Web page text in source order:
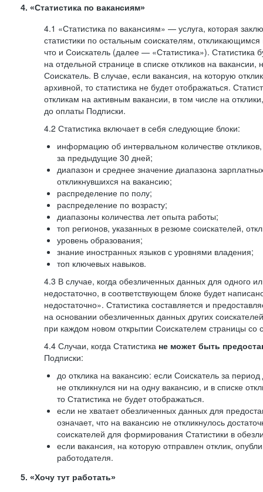
4. «Статистика по вакансиям»
4.1 «Статистика по вакансиям» — услуга, которая
статистики по остальным соискателям,
что и Соискатель (далее — «Статистика»). Статистика
на отдельной странице в списке откликов на вакансии,
Соискатель. В случае, если вакансия, на которую
архивной, то статистика не будет отображаться.
откликам на активным вакансии, в том числе на
до оплаты Подписки.
4.2 Статистика включает в себя следующие блоки:
информацию об интервальном количестве
за предыдущие 30 дней;
диапазон и среднее значение диапазона
откликнувшихся на вакансию;
распределение по полу;
распределение по возрасту;
диапазоны количества лет опыта работы;
топ регионов, указанных в резюме соискателей,
уровень образования;
знание иностранных языков с уровнями владения;
топ ключевых навыков.
4.3 В случае, когда обезличенных данных для одного
недостаточно, в соответствующем блоке будет
недостаточно». Статистика составляется и
на основании обезличенных данных других
при каждом новом открытии Соискателем страницы со
4.4 Случаи, когда Статистика не может быть
Подписки:
до отклика на вакансию: если Соискатель за период
не откликнулся ни на одну вакансию, и в списке
то Статистика не будет отображаться.
если не хватает обезличенных данных для
означает, что на вакансию не откликнулось
соискателей для формирования Статистики в
если вакансия, на которую отправлен отклик,
работодателя.
5. «Хочу тут работать»